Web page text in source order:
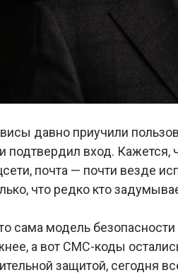
давно приучили
вход. Кажется,
почта — почти везде
что редко кто
сама модель
а вот СМС-коды
защитой, сегодня